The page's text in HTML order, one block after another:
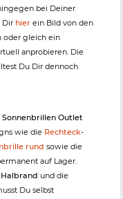
bei Deiner
Dir hier ein Bild von den
oder gleich ein
anprobieren. Die
Du Dir dennoch
Sonnenbrillen Outlet
wie die Rechteck-
rund sowie die
auf Lager.
Halbrand und die
Du selbst